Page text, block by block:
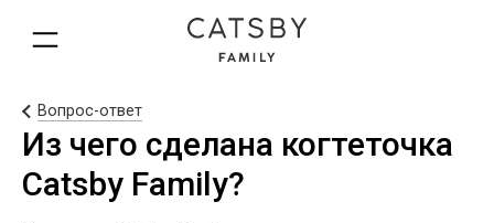
Вопрос-ответ
Из чего сделана когтеточка
Catsby Family?